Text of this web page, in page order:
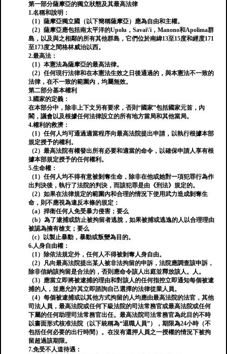
第一部分薩摩亞的獨立狀態及其最高法律
1.名稱和說明：
（1）薩摩亞獨立國（以下簡稱薩摩亞）應為自由和主權。
（2）薩摩亞應包括南太平洋的Upolu，Savai\'i，Manono和Apolima群
島，以及與之相鄰的所有其他群島，它們位於南緯13至15度和經度171
至173度之間格林威治以西。
2.最高法：
（1）本憲法為薩摩亞的最高法律。
（2）任何現行法律和在本憲法生效之日後通過的，與本憲法不一致的
法律，在不一致的範圍內，均屬無效。
第二部分基本權利
3.國家的定義：
在本部分中，除非上下文另有要求，否則“國家”包括國家元首，內
閣，議會以及根據任何法律設立的所有地方當局和其他當局。
4.權利的救濟：
（1）任何人均可通過適當程序向最高法院提出申請，以執行根據本部
規定授予的權利。
（2）最高法院有權發出所有必要和適當的命令，以確保申請人享有根
據本部規定授予的任何權利。
5.生命權：
（1）任何人均不得有意被剝奪生命，除非在他或她對一項犯罪行為作
出判決後，執行了法院的判決，而該犯罪是由《刑法》規定的。
（2）如果在法律規定的範圍內和合理的情況下使用武力造成剝奪生
命，則不應視為違反本條的規定：
（a）捍衛任何人免受暴力侵害；要么
（b）為了逮捕或防止被拘留者逃脫，如果被捕或逃逸的人以合理理由
被認為擁有槍支；要么
（c）以製止暴動，暴動或叛變為目的。
6.人身自由權：
（1）除依法規定外，任何人不得被剝奪人身自由。
（2）凡向最高法院提出某人被非法拘留的申訴，法院應調查該申訴，
除非信納該拘留是合法的，否則應命令該人出庭並釋放該人。人。
（3）應當立即將被逮捕的理由和對該人的任何指控立即通知每個被逮
捕的人，並應允許其立即諮詢自己選擇的法律從業人員。
（4）每個被逮捕或以其他方式拘留的人均應由最高法院的法官，其他
司法人員，最高法院或任何下級法院的司法常務官或最高法院或任何
下屬的任何助理司法常務官出任。最高法院司法常務官為此目的不時
以書面形式核准法院（以下統稱為“退職人員”），期限為24小時（不
包括任何必要的出行時間）。在沒有還押人員之一授權的情況下被拘
留超過該期限。
7.免受不人道待遇：